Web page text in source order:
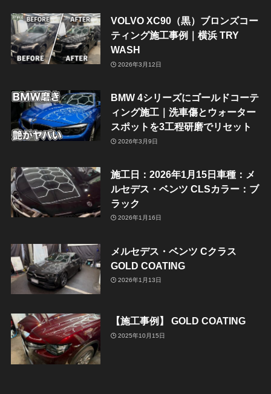
VOLVO XC90（黒）ブロンズコー
ティング施工事例｜横浜 TRY
WASH
2026年3月12日
BMW 4シリーズにゴールドコーテ
ィング施工｜洗車傷とウォーター
スポットを3工程研磨でリセット
2026年3月9日
施工日：2026年1月15日車種：メ
ルセデス・ベンツ CLSカラー：ブ
ラック
2026年1月16日
メルセデス・ベンツ Cクラス
GOLD COATING
2026年1月13日
【施工事例】 GOLD COATING
2025年10月15日